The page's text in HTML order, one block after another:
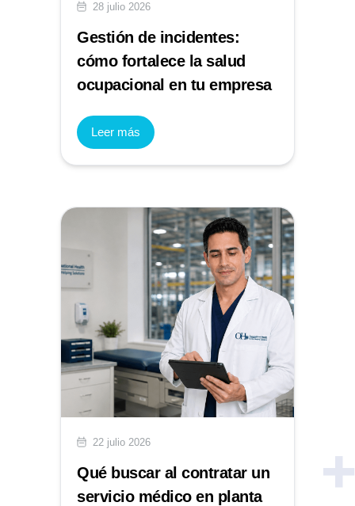
28 julio 2026
Gestión de incidentes:
cómo fortalece la salud
ocupacional en tu empresa
Leer más
22 julio 2026
Qué buscar al contratar un
servicio médico en planta